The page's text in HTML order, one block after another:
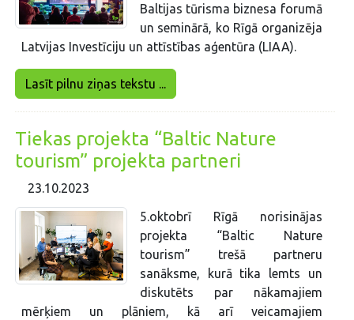
Baltijas tūrisma biznesa forumā
un seminārā, ko Rīgā organizēja
Latvijas Investīciju un attīstības aģentūra (LIAA).
Lasīt pilnu ziņas tekstu ...
Tiekas projekta “Baltic Nature
tourism” projekta partneri
23.10.2023
5.oktobrī Rīgā norisinājas
projekta “Baltic Nature
tourism” trešā partneru
sanāksme, kurā tika lemts un
diskutēts par nākamajiem
mērķiem un plāniem, kā arī veicamajiem